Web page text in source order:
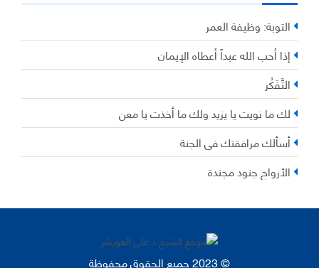
التوبة: وظيفة العمر
إذا أحب الله عبداً أعطاه الإيمان
التَّفَكُر
لك ما نويت يا يزيد ولك ما أخذت يا معن
أسألك مرافقتك في الجنة
الأرواح جنود مجندة
© 2023 جميع الحقوق محفوظة